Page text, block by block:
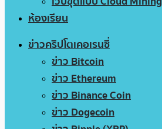
ห้องเรียน
ข่าวคริปโตเคอเรนซี่
ข่าว Bitcoin
ข่าว Ethereum
ข่าว Binance Coin
ข่าว Dogecoin